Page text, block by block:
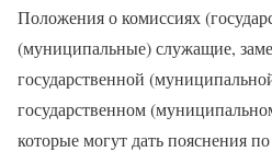
Положения о комиссиях
(муниципальные) служащие,
государственной
государственном
которые могут дать пояснения